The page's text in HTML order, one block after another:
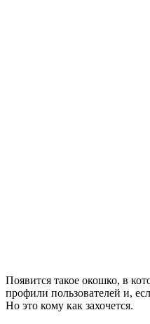
Появится такое окошко, в
профили пользователей и,
Но это кому как захочется.